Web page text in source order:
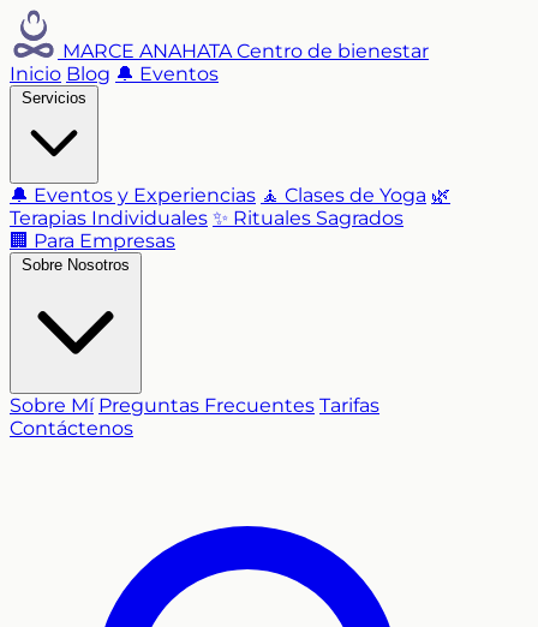
MARCE ANAHATA Centro de bienestar
Inicio Blog 🔔 Eventos
🔔 Eventos y Experiencias 🧘 Clases de Yoga 🌿
Terapias Individuales ✨ Rituales Sagrados
🏢 Para Empresas
Sobre Mí Preguntas Frecuentes Tarifas
Contáctenos